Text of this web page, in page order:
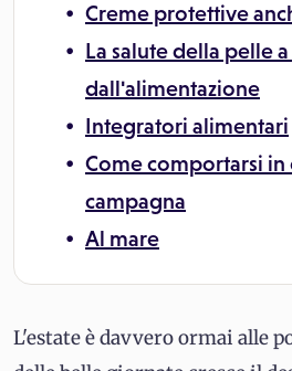
Creme protettive
La salute della pelle
dall'alimentazione
Integratori alimentari
Come comportarsi in
campagna
Al mare
L'estate è davvero ormai alle